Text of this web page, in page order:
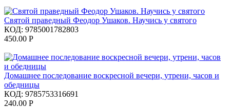
Святой праведный Феодор Ушаков. Научись у святого
КОД: 9785001782803
450.00 Р
Домашнее последование воскресной вечери, утрени, часов и
обедницы
КОД: 9785753316691
240.00 Р